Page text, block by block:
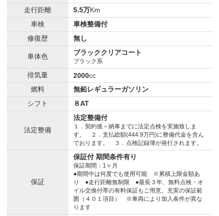
走行距離 5.5万Km
車検
車検整備付
修復歴
無し
車体色 ブラッククリアコート
ブラック系
排気量 2000cc
燃料
無鉛レギュラーガソリン
シフト
８AT
法定整備
法定整備付
１．契約後～納車までに法定点検を実施致しま
す。 ２．支払総額(444.9万円)に整備代金を含ん
でおります。 ３．点検記録簿が発行されます。
保証
保証付 期間条件有り
保証期間：1ヶ月
●期間中は何度でも使用可能 ※累積上限金額あ
り ●走行距離無制限 ●最長３年、無料点検・オ
イル交換付帯の有料保証もご用意。充実の保証範
囲（４０１項目） ※車両により加入条件が異な
ります